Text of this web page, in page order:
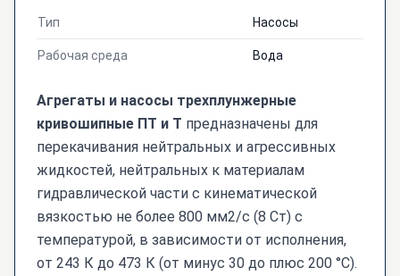
Тип Насосы
Рабочая среда Вода
Агрегаты и насосы трехплунжерные
кривошипные ПТ и Т предназначены для
перекачивания нейтральных и агрессивных
жидкостей, нейтральных к материалам
гидравлической части с кинематической
вязкостью не более 800 мм2/с (8 Ст) с
температурой, в зависимости от исполнения,
от 243 К до 473 К (от минус 30 до плюс 200 °С).